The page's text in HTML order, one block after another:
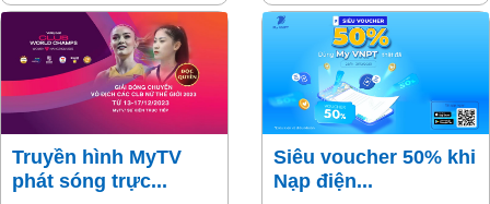
VinaPhone mà còn tạo cơ hội
tăng thu nhập cho lực lượng
bán hàng của Bưu điện Việt
khuyến mãi dưới đây.
Truyền hình MyTV
phát sóng trực...
Siêu voucher 50% khi
Nạp điện...